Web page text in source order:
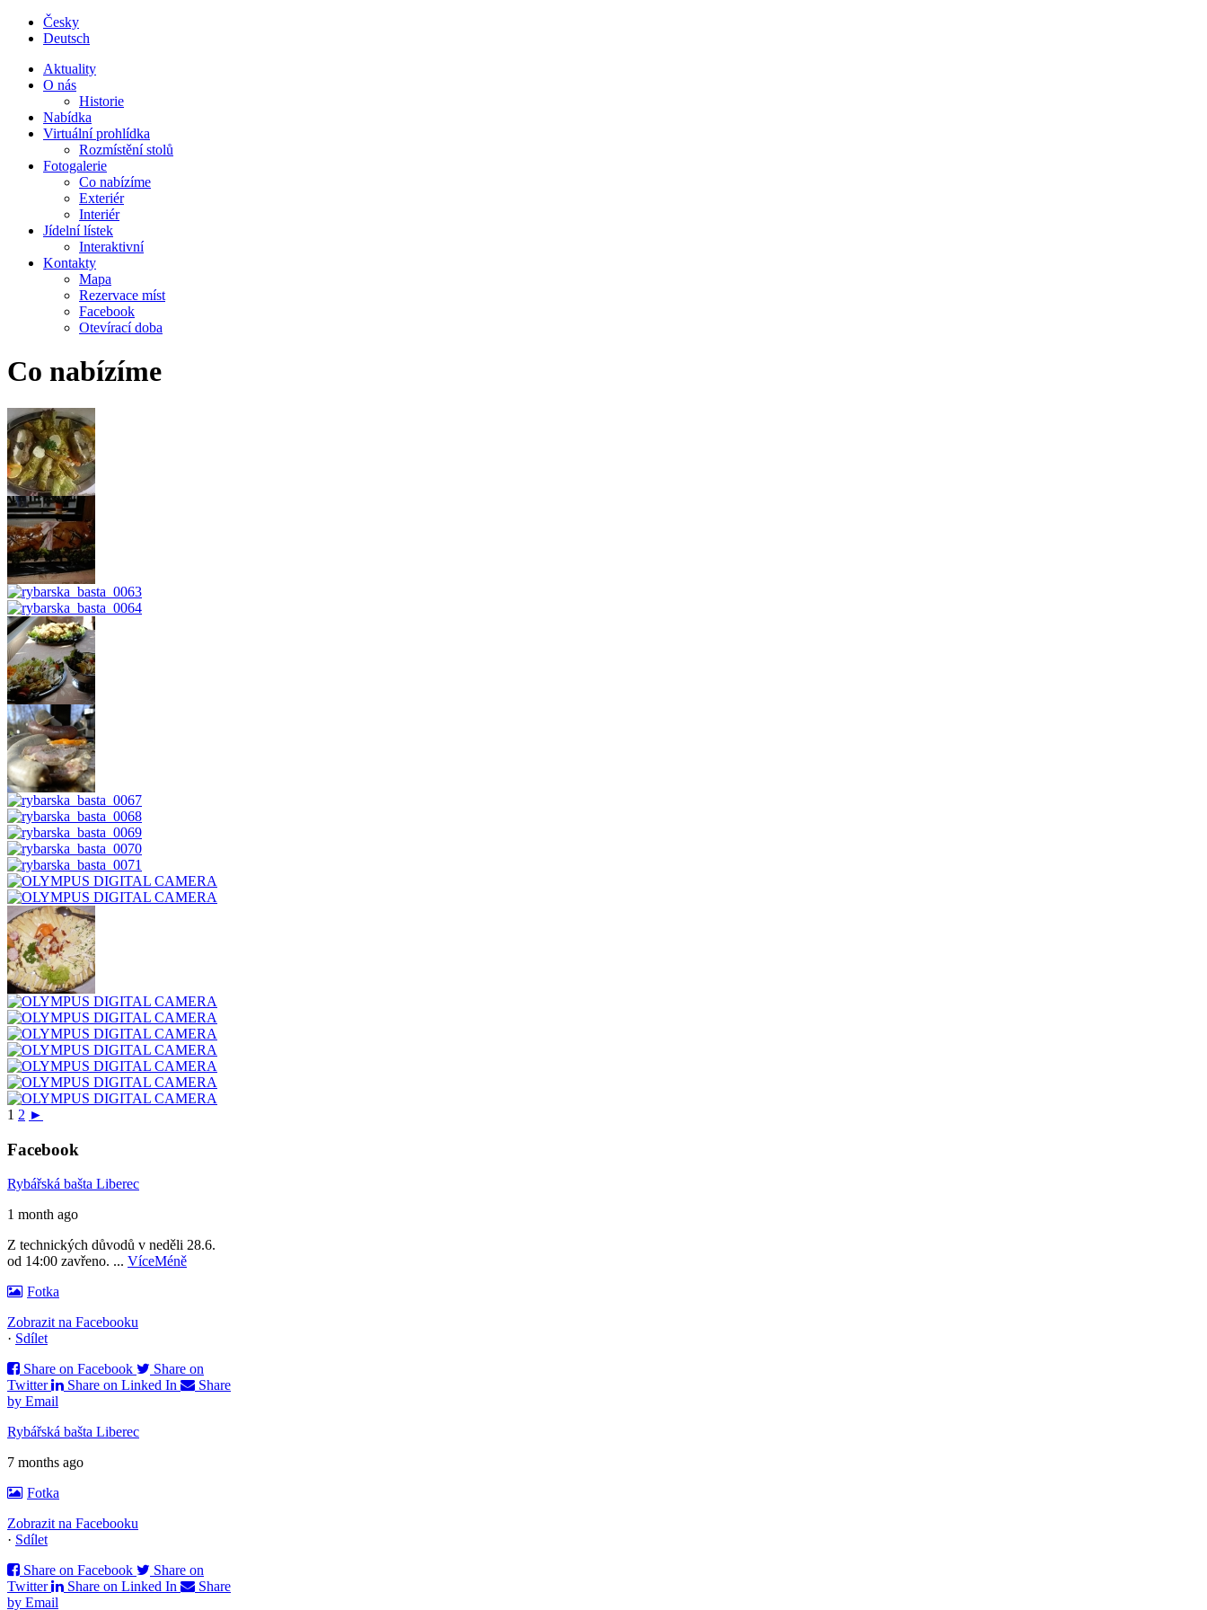
Česky
Deutsch
Aktuality
O nás
Historie
Nabídka
Virtuální prohlídka
Rozmístění stolů
Fotogalerie
Co nabízíme
Exteriér
Interiér
Jídelní lístek
Interaktivní
Kontakty
Mapa
Rezervace míst
Facebook
Otevírací doba
Co nabízíme
1 2 ►
Facebook
Rybářská bašta Liberec
1 month ago
Z technických důvodů v neděli 28.6.
od 14:00 zavřeno. ... VíceMéně
Fotka
Zobrazit na Facebooku
· Sdílet
Share on Facebook
Share on
Twitter
Share on Linked In
Share
by Email
Rybářská bašta Liberec
7 months ago
Fotka
Zobrazit na Facebooku
· Sdílet
Share on Facebook
Share on
Twitter
Share on Linked In
Share
by Email